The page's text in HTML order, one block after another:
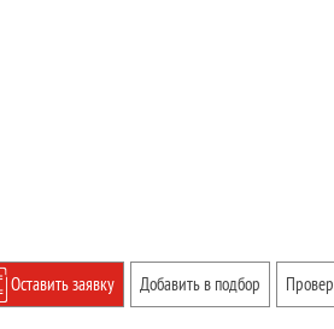
Оставить заявку Добавить в подбор